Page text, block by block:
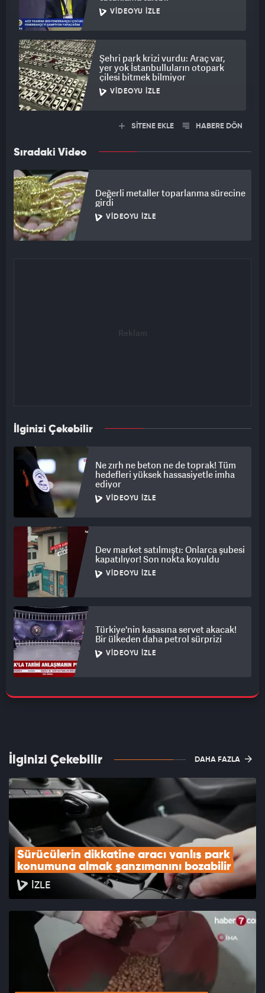
VIDEOYU İZLE
Şehri park krizi vurdu: Araç var,
yer yok İstanbulluların otopark
çilesi bitmek bilmiyor
VIDEOYU İZLE
SİTENE EKLE HABERE DÖN
Sıradaki Video
Değerli metaller toparlanma sürecine
girdi
VIDEOYU İZLE
İlginizi Çekebilir
Ne zırh ne beton ne de toprak! Tüm
hedefleri yüksek hassasiyetle imha
ediyor
VIDEOYU İZLE
Dev market satılmıştı: Onlarca şubesi
kapatılıyor! Son nokta koyuldu
VIDEOYU İZLE
Türkiye'nin kasasına servet akacak!
Bir ülkeden daha petrol sürprizi
VIDEOYU İZLE
İlginizi Çekebilir DAHA FAZLA
Sürücülerin dikkatine aracı yanlış park
konumuna almak şanzımanını bozabilir
İZLE